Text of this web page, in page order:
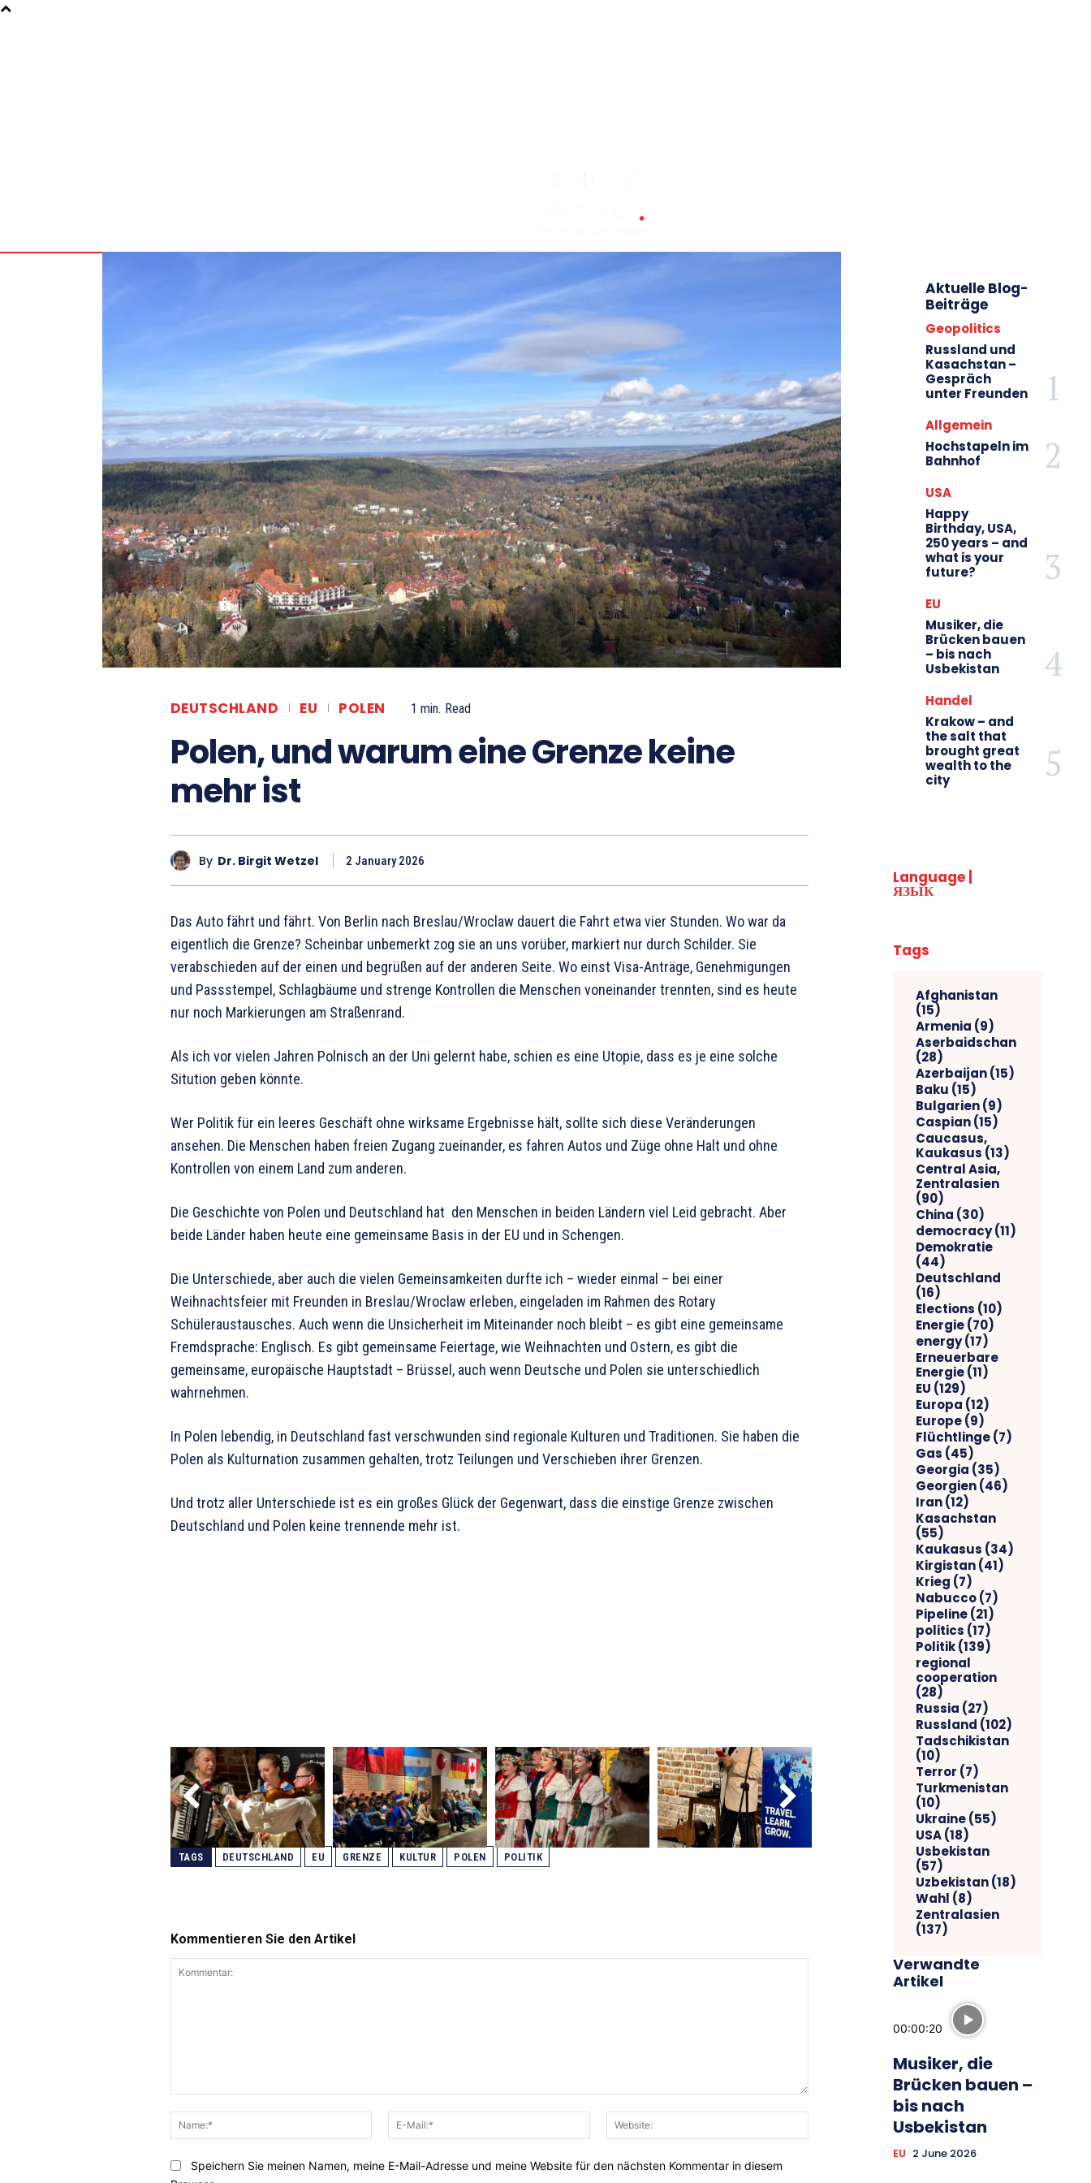
DEUTSCHLAND EU POLEN 1 min. Read
Polen, und warum eine Grenze keine
mehr ist
By Dr. Birgit Wetzel 2 January 2026
Das Auto fährt und fährt. Von Berlin nach Breslau/Wroclaw dauert die Fahrt etwa vier Stunden. Wo war da
eigentlich die Grenze? Scheinbar unbemerkt zog sie an uns vorüber, markiert nur durch Schilder. Sie
verabschieden auf der einen und begrüßen auf der anderen Seite. Wo einst Visa-Anträge, Genehmigungen
und Passstempel, Schlagbäume und strenge Kontrollen die Menschen voneinander trennten, sind es heute
nur noch Markierungen am Straßenrand.
Als ich vor vielen Jahren Polnisch an der Uni gelernt habe, schien es eine Utopie, dass es je eine solche
Sitution geben könnte.
Wer Politik für ein leeres Geschäft ohne wirksame Ergebnisse hält, sollte sich diese Veränderungen
ansehen. Die Menschen haben freien Zugang zueinander, es fahren Autos und Züge ohne Halt und ohne
Kontrollen von einem Land zum anderen.
Die Geschichte von Polen und Deutschland hat den Menschen in beiden Ländern viel Leid gebracht. Aber
beide Länder haben heute eine gemeinsame Basis in der EU und in Schengen.
Die Unterschiede, aber auch die vielen Gemeinsamkeiten durfte ich – wieder einmal – bei einer
Weihnachtsfeier mit Freunden in Breslau/Wroclaw erleben, eingeladen im Rahmen des Rotary
Schüleraustausches. Auch wenn die Unsicherheit im Miteinander noch bleibt – es gibt eine gemeinsame
Fremdsprache: Englisch. Es gibt gemeinsame Feiertage, wie Weihnachten und Ostern, es gibt die
gemeinsame, europäische Hauptstadt – Brüssel, auch wenn Deutsche und Polen sie unterschiedlich
wahrnehmen.
In Polen lebendig, in Deutschland fast verschwunden sind regionale Kulturen und Traditionen. Sie haben die
Polen als Kulturnation zusammen gehalten, trotz Teilungen und Verschieben ihrer Grenzen.
Und trotz aller Unterschiede ist es ein großes Glück der Gegenwart, dass die einstige Grenze zwischen
Deutschland und Polen keine trennende mehr ist.
TAGS DEUTSCHLAND EU GRENZE KULTUR POLEN POLITIK
Kommentieren Sie den Artikel
Name:*
Mail:*
Speichern Sie meinen Namen, meine E-Mail-Adresse und meine Website für den nächsten Kommentar in diesem
Aktuelle Blog-
Beiträge
Geopolitics
Russland und
Kasachstan –
Gespräch
unter Freunden
Allgemein
Hochstapeln im
Bahnhof
USA
Happy
Birthday, USA,
250 years – and
what is your
future?
EU
Musiker, die
Brücken bauen
– bis nach
Usbekistan
Handel
Krakow – and
the salt that
brought great
wealth to the
city
Language |
ЯЗЫК
Tags
Afghanistan
(15)
Armenia (9)
Aserbaidschan
(28)
Azerbaijan(15)
Baku (15)
Bulgarien(9)
Caspian(15)
Caucasus,
Kaukasus (13)
Central Asia,
Zentralasien
(90)
China (30)
democracy(11)
Demokratie
(44)
Deutschland
(16)
Elections (10)
Energie(70)
energy(17)
Erneuerbare
Energie(11)
EU (129)
Europa (12)
Europe(9)
Flüchtlinge(7)
Gas (45)
Georgia (35)
Georgien(46)
Iran(12)
Kasachstan
(55)
Kaukasus (34)
Kirgistan(41)
Krieg (7)
Nabucco(7)
Pipeline(21)
politics (17)
Politik(139)
regional
cooperation
(28)
Russia (27)
Russland (102)
Tadschikistan
(10)
Terror (7)
Turkmenistan
(10)
Ukraine(55)
USA(18)
Usbekistan
(57)
Uzbekistan(18)
Wahl (8)
Zentralasien
(137)
Verwandte
Artikel
00:00:20
Musiker, die
Brücken bauen –
bis nach
Usbekistan
EU 2 June 2026